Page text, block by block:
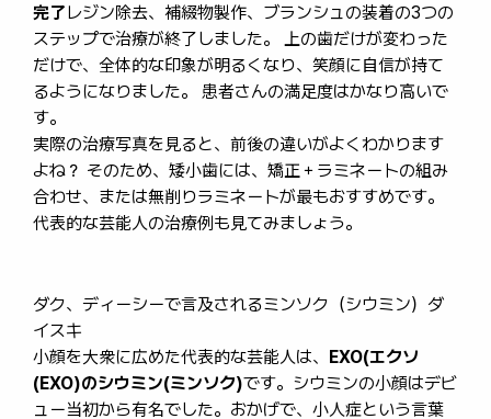
完了レジン除去、補綴物製作、ブランシュの装着の3つの
ステップで治療が終了しました。 上の歯だけが変わった
だけで、全体的な印象が明るくなり、笑顔に自信が持て
るようになりました。 患者さんの満足度はかなり高いで
す。
実際の治療写真を見ると、前後の違いがよくわかります
よね？ そのため、矮小歯には、矯正＋ラミネートの組み
合わせ、または無削りラミネートが最もおすすめです。
代表的な芸能人の治療例も見てみましょう。
ダク、ディーシーで言及されるミンソク（シウミン）ダ
イスキ
小顔を大衆に広めた代表的な芸能人は、 EXO(エクソ
(EXO)のシウミン(ミンソク)です。シウミンの小顔はデビ
ュー当初から有名でした。おかげで、小人症という言葉